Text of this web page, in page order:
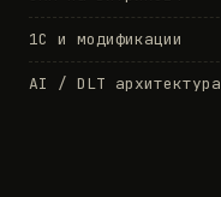
1С и модификации
AI / DLT архитектура